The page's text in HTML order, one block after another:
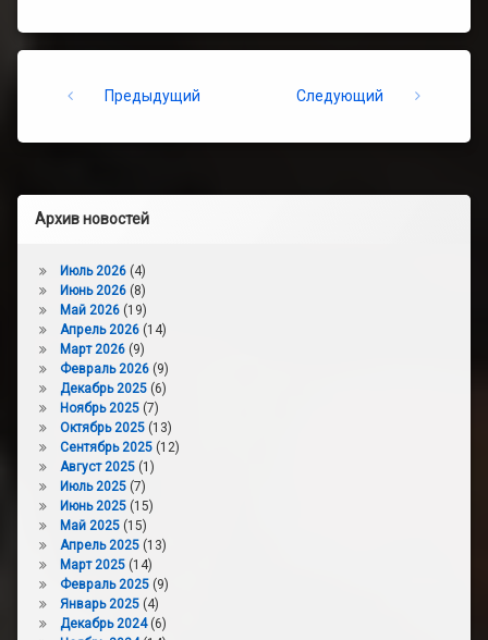
Keep Reading
Предыдущий Следующий
Архив новостей
Июль 2026(4)
Июнь 2026(8)
Май 2026(19)
Апрель 2026(14)
Март 2026(9)
Февраль 2026(9)
Декабрь 2025(6)
Ноябрь 2025(7)
Октябрь 2025(13)
Сентябрь 2025(12)
Август 2025(1)
Июль 2025(7)
Июнь 2025(15)
Май 2025(15)
Апрель 2025(13)
Март 2025(14)
Февраль 2025(9)
Январь 2025(4)
Декабрь 2024(6)